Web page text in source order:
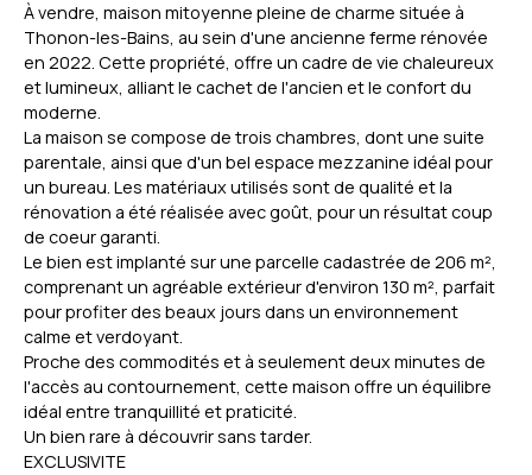
À vendre, maison mitoyenne pleine de charme située à
Thonon-les-Bains, au sein d'une ancienne ferme rénovée
en 2022. Cette propriété, offre un cadre de vie chaleureux
et lumineux, alliant le cachet de l'ancien et le confort du
moderne.
La maison se compose de trois chambres, dont une suite
parentale, ainsi que d'un bel espace mezzanine idéal pour
un bureau. Les matériaux utilisés sont de qualité et la
rénovation a été réalisée avec goût, pour un résultat coup
de coeur garanti.
Le bien est implanté sur une parcelle cadastrée de 206 m²,
comprenant un agréable extérieur d'environ 130 m², parfait
pour profiter des beaux jours dans un environnement
calme et verdoyant.
Proche des commodités et à seulement deux minutes de
l'accès au contournement, cette maison offre un équilibre
idéal entre tranquillité et praticité.
Un bien rare à découvrir sans tarder.
EXCLUSIVITE